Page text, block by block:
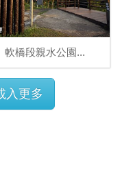
軟橋段親水公園...
入更多